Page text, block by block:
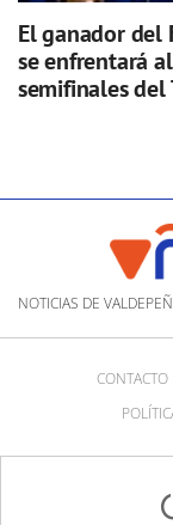
El ganador del
se enfrentará
semifinales del
NOTICIAS DE
CONTACTO